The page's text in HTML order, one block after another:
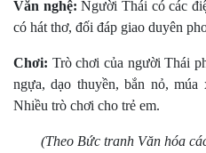
Văn nghệ: Người Thái có các
có hát thơ, đối đáp giao duyên
Chơi: Trò chơi của người Thái
ngựa, dạo thuyền, bắn nỏ,
Nhiều trò chơi cho trẻ em.
(Theo Bức tranh Văn hóa